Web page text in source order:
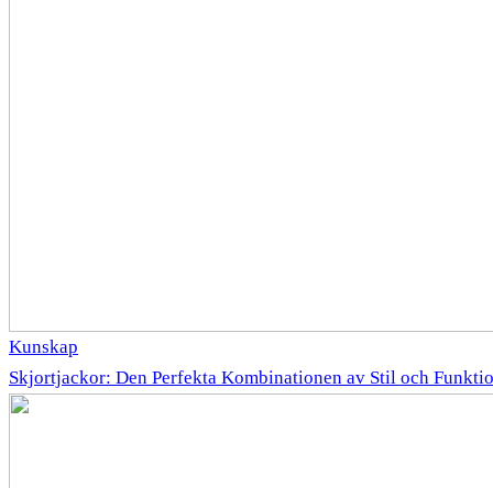
Kunskap
Skjortjackor: Den Perfekta Kombinationen av Stil och